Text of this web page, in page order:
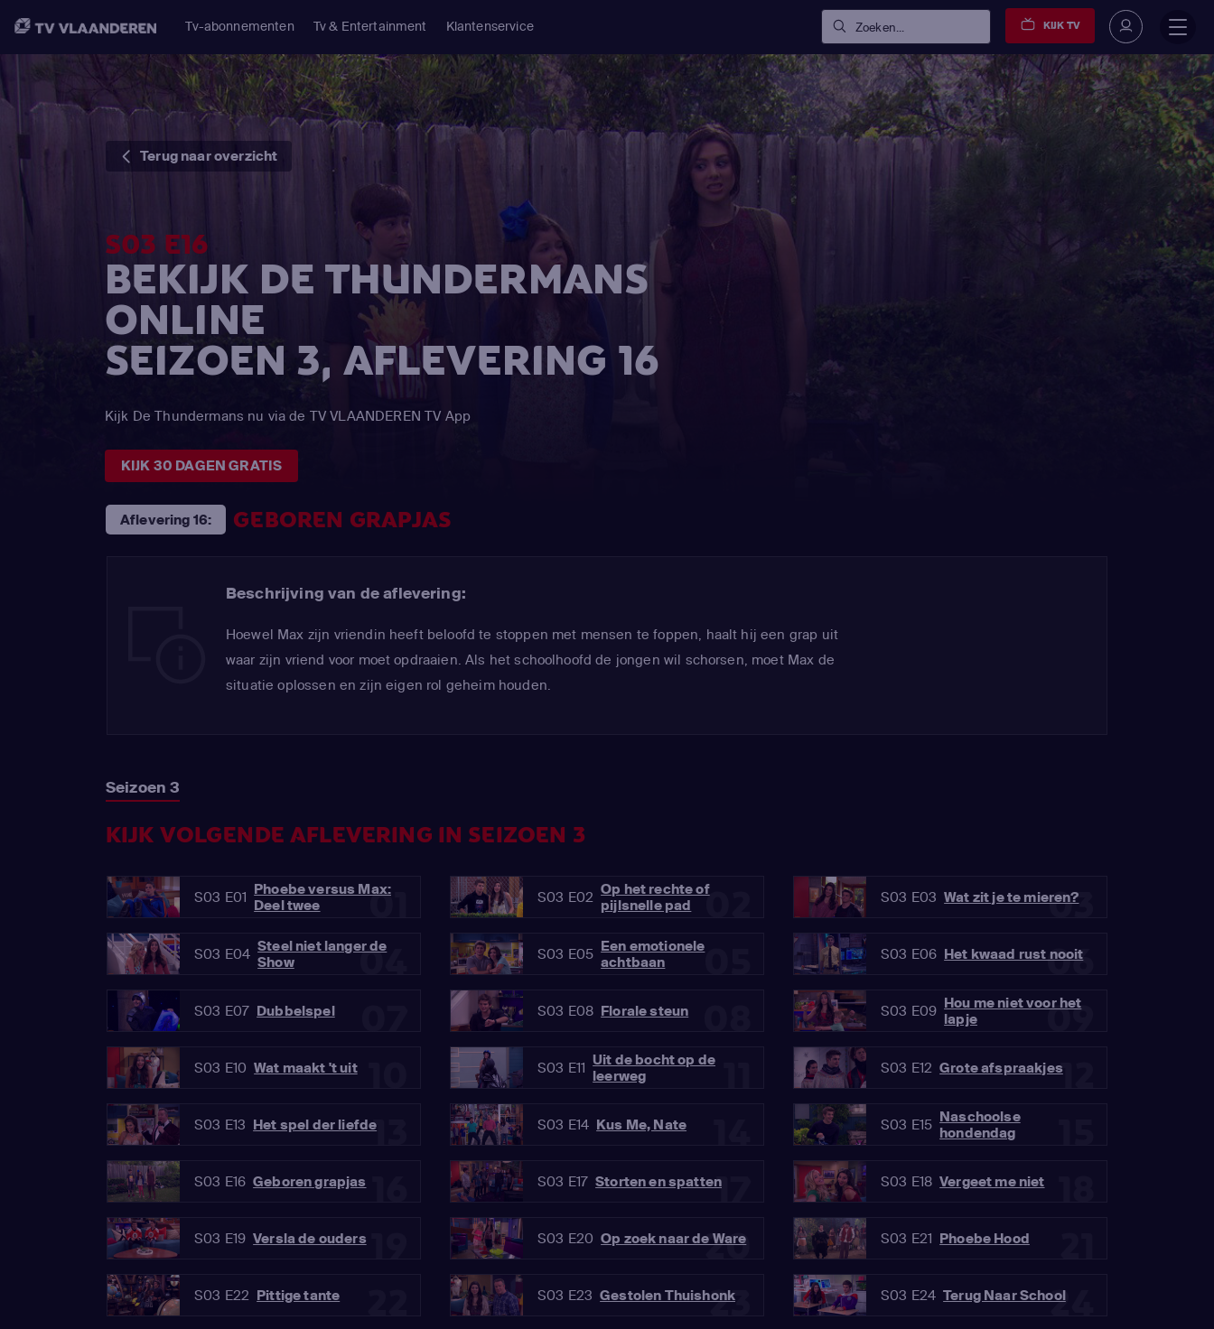
Tv-abonnementen Tv & Entertainment Klantenservice Zoeken... KIJK TV
Terug naar overzicht
S03 E16
BEKIJK DE THUNDERMANS
ONLINE
SEIZOEN 3, AFLEVERING 16
Kijk De Thundermans nu via de TV VLAANDEREN TV App
KIJK 30 DAGEN GRATIS
Aflevering 16: GEBOREN GRAPJAS
Beschrijving van de aflevering:
Hoewel Max zijn vriendin heeft beloofd te stoppen met mensen te foppen, haalt hij een grap uit
waar zijn vriend voor moet opdraaien. Als het schoolhoofd de jongen wil schorsen, moet Max de
situatie oplossen en zijn eigen rol geheim houden.
Seizoen 3
KIJK VOLGENDE AFLEVERING IN SEIZOEN 3
01
S03 E01 Phoebe versus Max:
Deel twee
02
S03 E02 Op het rechte of
pijlsnelle pad
03
S03 E03 Wat zit je te mieren?
04
S03 E04 Steel niet langer de
Show
05
S03 E05 Een emotionele
achtbaan
06
S03 E06 Het kwaad rust nooit
S03 E07 Dubbelspel S03 E08 Florale steun 09
S03 E09 Hou me niet voor het
lapje
S03 E10 Wat maakt 't uit S03 E11 Uit de bocht op de
leerweg
12
S03 E12 Grote afspraakjes
13
S03 E13 Het spel der liefde S03 E14 Kus Me, Nate S03 E15 Naschoolse
hondendag
S03 E16 Geboren grapjas 17
S03 E17 Storten en spatten S03 E18 Vergeet me niet
S03 E19 Versla de ouders 20
S03 E20 Op zoek naar de Ware S03 E21 Phoebe Hood
S03 E22 Pittige tante 23
S03 E23 Gestolen Thuishonk 24
S03 E24 Terug Naar School